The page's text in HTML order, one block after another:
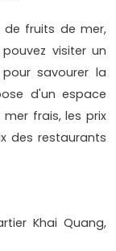
fruits de mer,
visiter un
savourer la
d'un espace
frais, les prix
des restaurants
Khai Quang,